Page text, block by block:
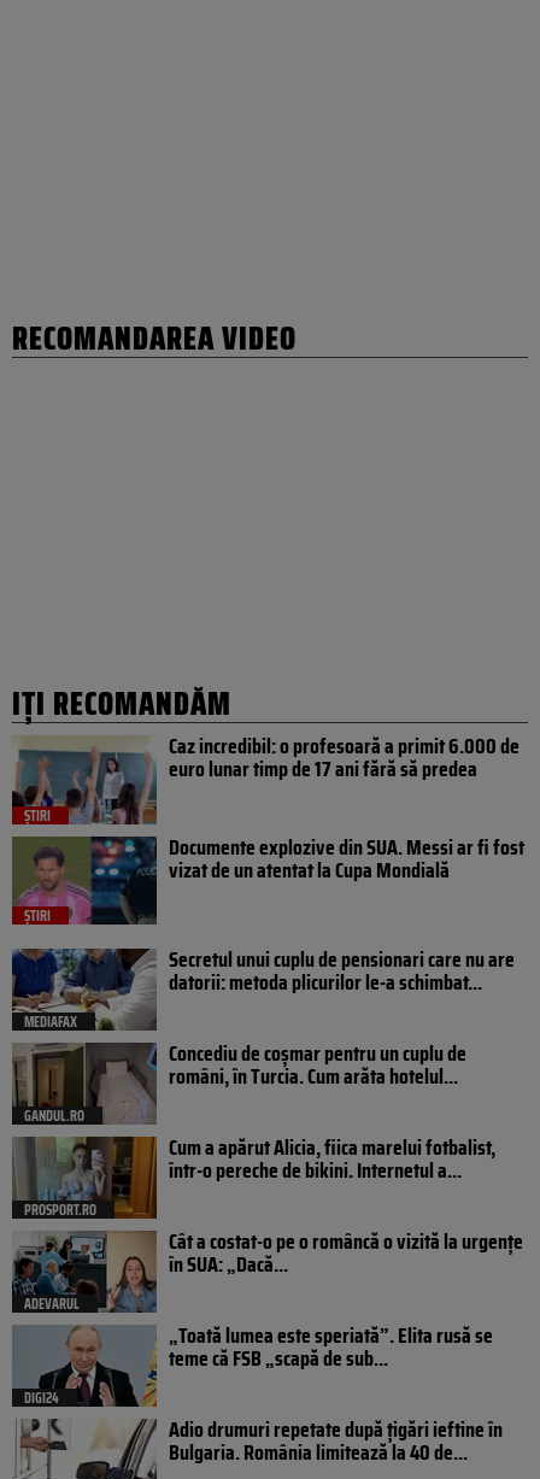
RECOMANDAREA VIDEO
IȚI RECOMANDĂM
ȘTIRI
Caz incredibil: o profesoară a primit 6.000 de
euro lunar timp de 17 ani fără să predea
ȘTIRI
Documente explozive din SUA. Messi ar fi fost
vizat de un atentat la Cupa Mondială
MEDIAFAX
Secretul unui cuplu de pensionari care nu are
datorii: metoda plicurilor le-a schimbat...
GANDUL.RO
Concediu de coșmar pentru un cuplu de
români, în Turcia. Cum arăta hotelul...
PROSPORT.RO
Cum a apărut Alicia, fiica marelui fotbalist,
într-o pereche de bikini. Internetul a...
ADEVARUL
Cât a costat-o pe o româncă o vizită la urgențe
în SUA: „Dacă...
DIGI24
„Toată lumea este speriată”. Elita rusă se
teme că FSB „scapă de sub...
Adio drumuri repetate după țigări ieftine în
Bulgaria. România limitează la 40 de...